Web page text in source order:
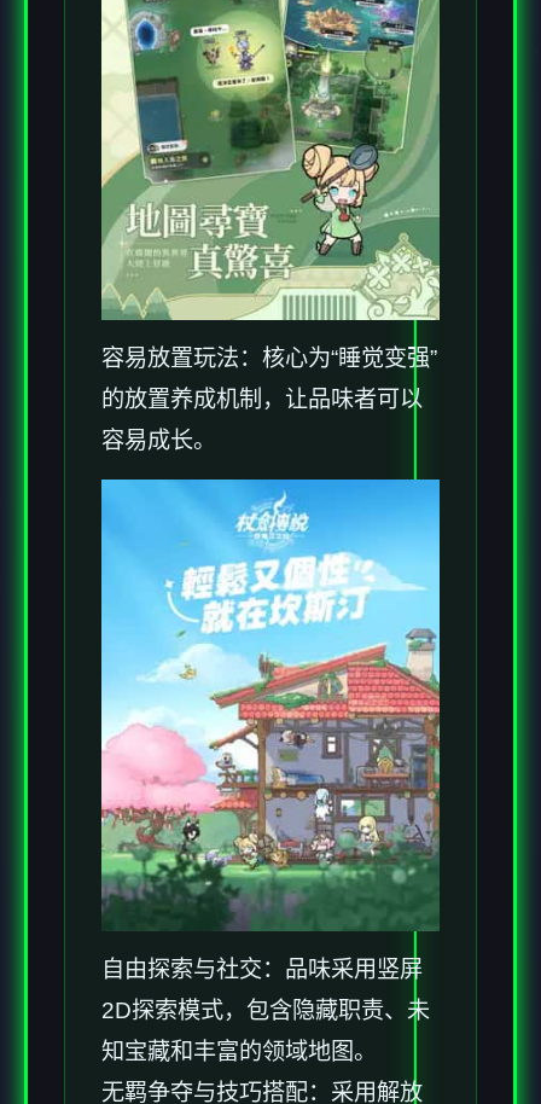
容易放置玩法：核心为“睡觉变强”
的放置养成机制，让品味者可以
容易成长。
自由探索与社交：品味采用竖屏
2D探索模式，包含隐藏职责、未
知宝藏和丰富的领域地图。
无羁争夺与技巧搭配：采用解放